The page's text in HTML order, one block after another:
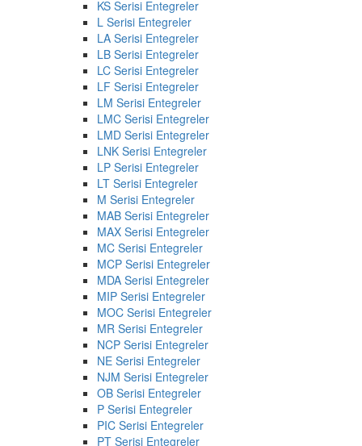
KS Serisi Entegreler
L Serisi Entegreler
LA Serisi Entegreler
LB Serisi Entegreler
LC Serisi Entegreler
LF Serisi Entegreler
LM Serisi Entegreler
LMC Serisi Entegreler
LMD Serisi Entegreler
LNK Serisi Entegreler
LP Serisi Entegreler
LT Serisi Entegreler
M Serisi Entegreler
MAB Serisi Entegreler
MAX Serisi Entegreler
MC Serisi Entegreler
MCP Serisi Entegreler
MDA Serisi Entegreler
MIP Serisi Entegreler
MOC Serisi Entegreler
MR Serisi Entegreler
NCP Serisi Entegreler
NE Serisi Entegreler
NJM Serisi Entegreler
OB Serisi Entegreler
P Serisi Entegreler
PIC Serisi Entegreler
PT Serisi Entegreler